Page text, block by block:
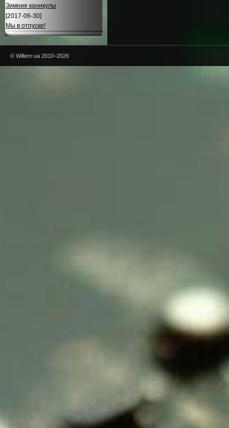
Зимние каникулы
[2017-06-30]
Мы в отпуске!
© Willem-ua 2010–2026